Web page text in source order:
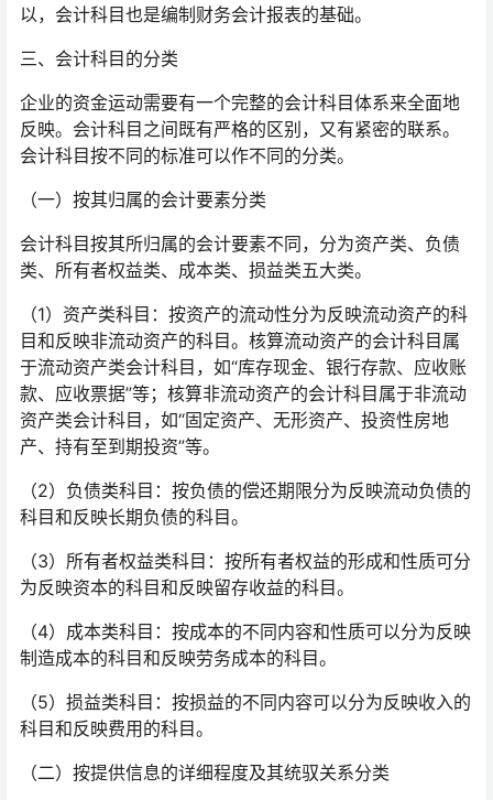
以，会计科目也是编制财务会计报表的基础。
三、会计科目的分类
企业的资金运动需要有一个完整的会计科目体系来全面地
反映。会计科目之间既有严格的区别，又有紧密的联系。
会计科目按不同的标准可以作不同的分类。
（一）按其归属的会计要素分类
会计科目按其所归属的会计要素不同，分为资产类、负债
类、所有者权益类、成本类、损益类五大类。
（1）资产类科目：按资产的流动性分为反映流动资产的科
目和反映非流动资产的科目。核算流动资产的会计科目属
于流动资产类会计科目，如“库存现金、银行存款、应收账
款、应收票据”等；核算非流动资产的会计科目属于非流动
资产类会计科目，如“固定资产、无形资产、投资性房地
产、持有至到期投资”等。
（2）负债类科目：按负债的偿还期限分为反映流动负债的
科目和反映长期负债的科目。
（3）所有者权益类科目：按所有者权益的形成和性质可分
为反映资本的科目和反映留存收益的科目。
（4）成本类科目：按成本的不同内容和性质可以分为反映
制造成本的科目和反映劳务成本的科目。
（5）损益类科目：按损益的不同内容可以分为反映收入的
科目和反映费用的科目。
（二）按提供信息的详细程度及其统驭关系分类